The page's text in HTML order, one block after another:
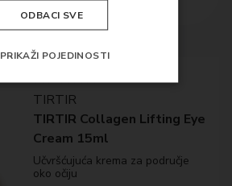
TIRTIR
TIRTIR Collagen Lifting Eye
Cream 15ml
Učvršćujuća krema za područje
oko očiju
ODBACI SVE
PRIKAŽI POJEDINOSTI